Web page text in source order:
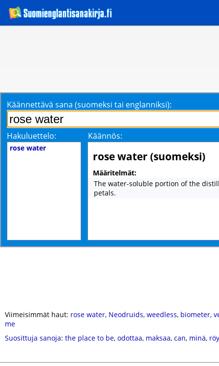
Käännettävä sana (suomeksi tai englanniksi):
Hakuluettelo: Käännös:
rose water
rose water (suomeksi)
Määritelmät:
The water-soluble portion of the
petals.
Viimeisimmät haut: rose water, Neodruids, weedless, biometer,
me
Suosittuja sanoja: the place to be, odottaa, maksaa, can, minä,